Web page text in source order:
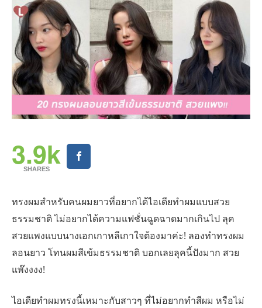
3.9k
SHARES
ทรงผมสำหรับคนผมยาวที่อยากได้ไอเดียทำผมแบบสวย
ธรรมชาติ ไม่อยากได้ความแฟชั่นฉูดฉาดมากเกินไป ลุค
สวยแพงแบบนางเอกเกาหลีเกาใจต้องมาค่ะ! ลองทำทรงผม
ลอนยาว โทนผมสีเข้มธรรมชาติ บอกเลยลุคนี้ปังมาก สวย
แพ๊งงงง!
ไอเดียทำผมทรงนี้เหมาะกับสาวๆ ที่ไม่อยากทำสีผม หรือไม่